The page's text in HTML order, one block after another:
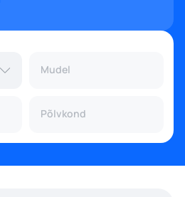
Mudel
Põlvkond